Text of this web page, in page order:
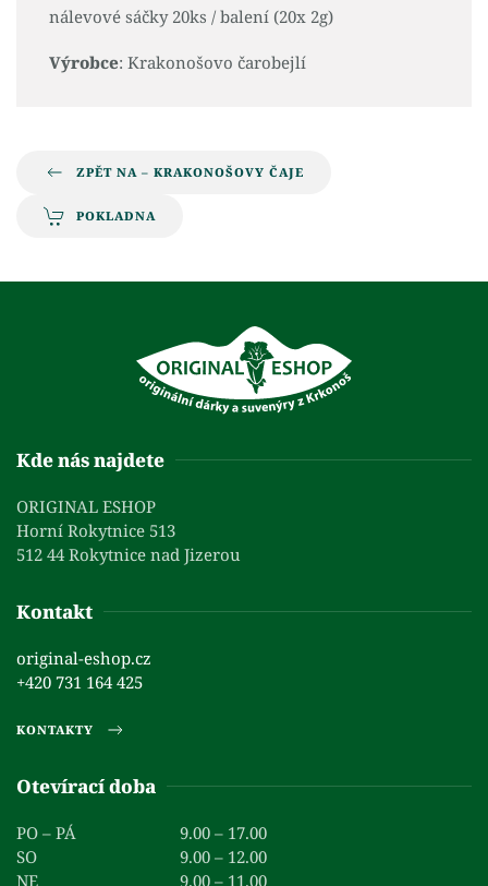
nálevové sáčky 20ks / balení (20x 2g)
Výrobce: Krakonošovo čarobejlí
ZPĚT NA – KRAKONOŠOVY ČAJE
POKLADNA
Kde nás najdete
ORIGINAL ESHOP
Horní Rokytnice 513
512 44 Rokytnice nad Jizerou
Kontakt
original-eshop.cz
+420 731 164 425
KONTAKTY
Otevírací doba
PO – PÁ
9.00 – 17.00
SO
9.00 – 12.00
NE
9.00 – 11.00